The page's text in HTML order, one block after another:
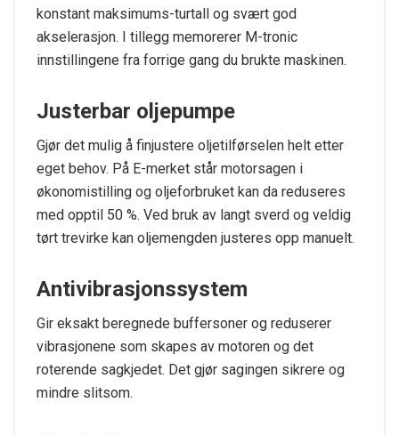
konstant maksimums-turtall og svært god
akselerasjon. I tillegg memorerer M-tronic
innstillingene fra forrige gang du brukte maskinen.
Justerbar oljepumpe
Gjør det mulig å finjustere oljetilførselen helt etter
eget behov. På E-merket står motorsagen i
økonomistilling og oljeforbruket kan da reduseres
med opptil 50 %. Ved bruk av langt sverd og veldig
tørt trevirke kan oljemengden justeres opp manuelt.
Antivibrasjonssystem
Gir eksakt beregnede buffersoner og reduserer
vibrasjonene som skapes av motoren og det
roterende sagkjedet. Det gjør sagingen sikrere og
mindre slitsom.